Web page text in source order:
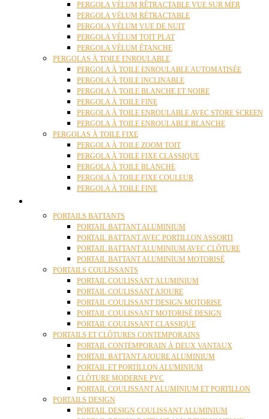
PERGOLA VÉLUM RÉTRACTABLE VUE SUR MER
PERGOLA VÉLUM RÉTRACTABLE
PERGOLA VÉLUM VUE DE NUIT
PERGOLA VÉLUM TOIT PLAT
PERGOLA VÉLUM ÉTANCHE
PERGOLAS À TOILE ENROULABLE
PERGOLA À TOILE ENROULABLE AUTOMATISÉE
PERGOLA À TOILE INCLINABLE
PERGOLA À TOILE BLANCHE ET NOIRE
PERGOLA À TOILE FINE
PERGOLA À TOILE ENROULABLE AVEC STORE SCREEN
PERGOLA À TOILE ENROULABLE BLANCHE
PERGOLAS À TOILE FIXE
PERGOLA À TOILE ZOOM TOIT
PERGOLA À TOILE FIXE CLASSIQUE
PERGOLA À TOILE BLANCHE
PERGOLA À TOILE FIXE COULEUR
PERGOLA À TOILE FINE
PORTAILS BATTANTS
PORTAIL BATTANT ALUMINIUM
PORTAIL BATTANT AVEC PORTILLON ASSORTI
PORTAIL BATTANT ALUMINIUM AVEC CLÔTURE
PORTAIL BATTANT ALUMINIUM MOTORISÉ
PORTAILS COULISSANTS
PORTAIL COULISSANT ALUMINIUM
PORTAIL COULISSANT AJOURE
PORTAIL COULISSANT DESIGN MOTORISE
PORTAIL COULISSANT MOTORISÉ DESIGN
PORTAIL COULISSANT CLASSIQUE
PORTAILS ET CLÔTURES CONTEMPORAINS
PORTAIL CONTEMPORAIN À DEUX VANTAUX
PORTAIL BATTANT AJOURE ALUMINIUM
PORTAIL ET PORTILLON ALUMINIUM
CLÔTURE MODERNE PVC
PORTAIL COULISSANT ALUMINIUM ET PORTILLON
PORTAILS DESIGN
PORTAIL DESIGN COULISSANT ALUMINIUM